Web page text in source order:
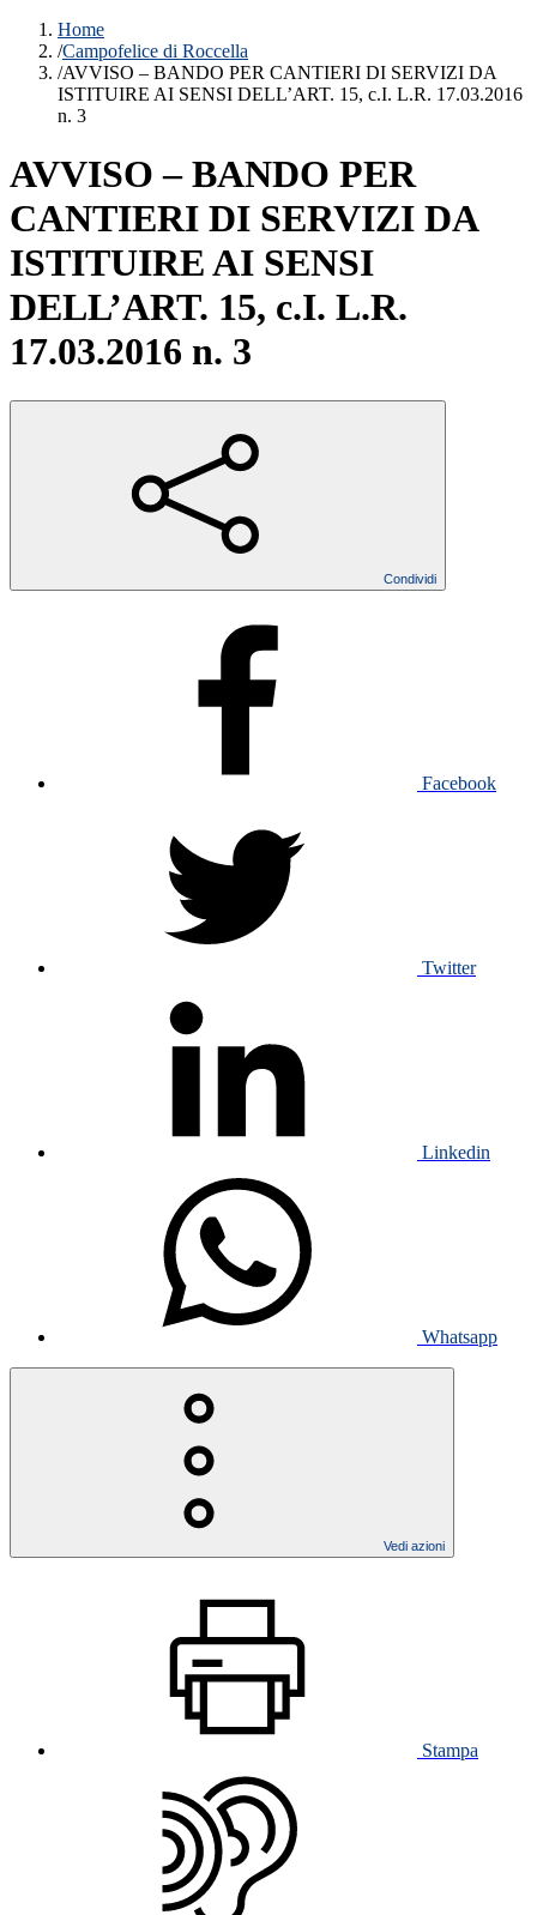
Home
/Campofelice di Roccella
/AVVISO – BANDO PER CANTIERI DI SERVIZI DA
ISTITUIRE AI SENSI DELL’ART. 15, c.I. L.R. 17.03.2016
n. 3
AVVISO – BANDO PER
CANTIERI DI SERVIZI DA
ISTITUIRE AI SENSI
DELL’ART. 15, c.I. L.R.
17.03.2016 n. 3
Condividi
Facebook
Twitter
Linkedin
Whatsapp
Vedi azioni
Stampa